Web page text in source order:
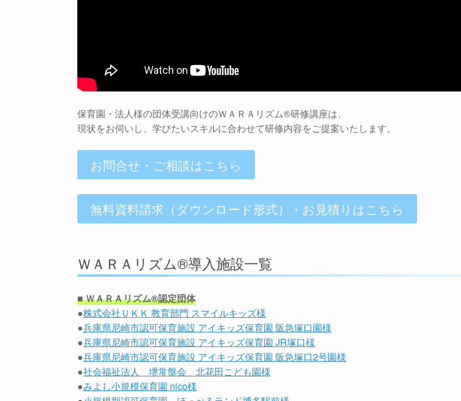
保育園・法人様の団体受講向けのＷＡＲＡリズム®研修講座は、
現状をお伺いし、学びたいスキルに合わせて研修内容をご提案いたします。
お問合せ・ご相談はこちら
無料資料請求（ダウンロード形式）・お見積りはこちら
ＷＡＲＡリズム®導入施設一覧
■ ＷＡＲＡリズム®認定団体
●株式会社ＵＫＫ 教育部門 スマイルキッズ様
●兵庫県尼崎市認可保育施設 アイキッズ保育園 阪急塚口園様
●兵庫県尼崎市認可保育施設 アイキッズ保育園 JR塚口様
●兵庫県尼崎市認可保育施設 アイキッズ保育園 阪急塚口2号園様
●社会福祉法人 堺常盤会 北花田こども園様
●みよし小規模保育園 nico様